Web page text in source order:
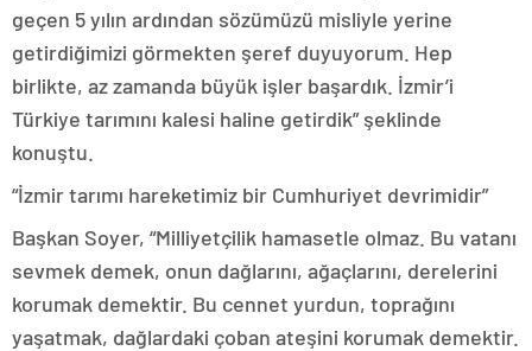
geçen 5 yılın ardından sözümüzü misliyle yerine
getirdiğimizi görmekten şeref duyuyorum. Hep
birlikte, az zamanda büyük işler başardık. İzmir’i
Türkiye tarımını kalesi haline getirdik” şeklinde
konuştu.
“İzmir tarımı hareketimiz bir Cumhuriyet devrimidir”
Başkan Soyer, “Milliyetçilik hamasetle olmaz. Bu vatanı
sevmek demek, onun dağlarını, ağaçlarını, derelerini
korumak demektir. Bu cennet yurdun, toprağını
yaşatmak, dağlardaki çoban ateşini korumak demektir.